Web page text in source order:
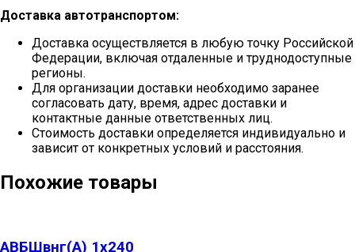
Доставка автотранспортом:
Доставка осуществляется в любую точку Российской
Федерации, включая отдаленные и труднодоступные
регионы.
Для организации доставки необходимо заранее
согласовать дату, время, адрес доставки и
контактные данные ответственных лиц.
Стоимость доставки определяется индивидуально и
зависит от конкретных условий и расстояния.
Похожие товары
АВБШвнг(А) 1х240